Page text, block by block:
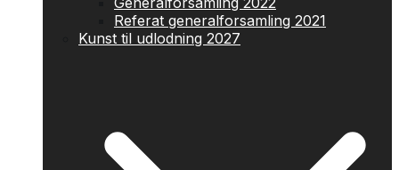
Referat generalforsamling 2021
Kunst til udlodning 2027